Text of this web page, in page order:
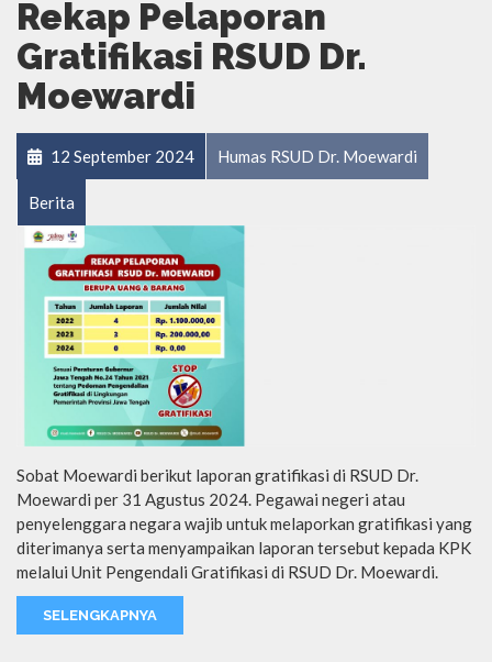
Rekap Pelaporan
Gratifikasi RSUD Dr.
Moewardi
12 September 2024 Humas RSUD Dr. Moewardi
Berita
Sobat Moewardi berikut laporan gratifikasi di RSUD Dr.
Moewardi per 31 Agustus 2024. Pegawai negeri atau
penyelenggara negara wajib untuk melaporkan gratifikasi yang
diterimanya serta menyampaikan laporan tersebut kepada KPK
melalui Unit Pengendali Gratifikasi di RSUD Dr. Moewardi.
SELENGKAPNYA